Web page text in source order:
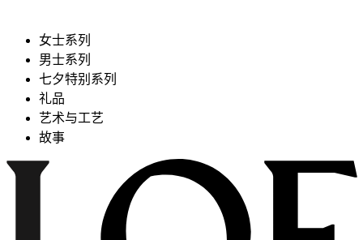
女士系列
男士系列
七夕特别系列
礼品
艺术与工艺
故事